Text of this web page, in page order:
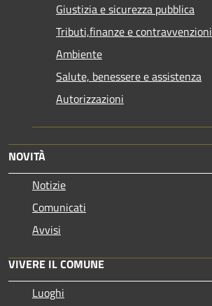
Giustizia e sicurezza pubblica
Tributi,finanze e contravvenzioni
Ambiente
Salute, benessere e assistenza
Autorizzazioni
NOVITÀ
Notizie
Comunicati
Avvisi
VIVERE IL COMUNE
Luoghi